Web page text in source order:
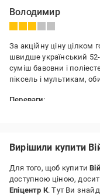
Володимир
За акційну ціну цілком
швидше український
суміш бавовни і
піксель і мультикам,
Переваги:
Вирішили купити
Для того, щоб купити
доступною ціною,
Епіцентр К. Тут Ви